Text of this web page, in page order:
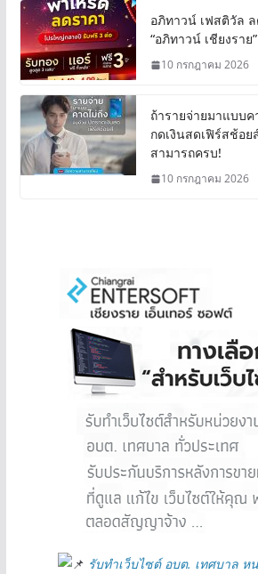
อภิทาวน์ เฟสติวัล
“อภิทาวน์ เชียงราย”
10 กรกฎาคม 2026
ถ้ารายจ่ายมาแบบ
กดเงินสดเฟิร์สช้อย
สามารถครบ!
10 กรกฎาคม 2026
รับทำเว็บไซต์ อบต. เทศบาล ห